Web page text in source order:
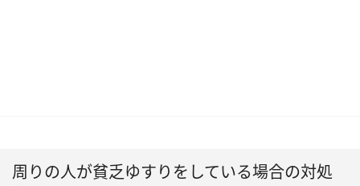
周りの人が貧乏ゆすりをしている場合の対処